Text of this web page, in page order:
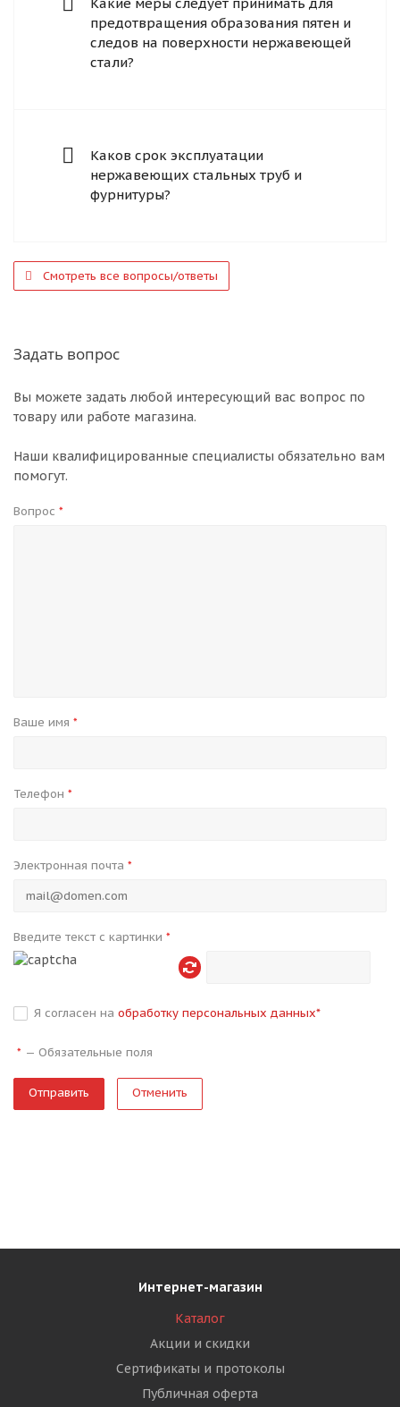
предотвращения образования пятен и
следов на поверхности нержавеющей
стали?
Каков срок эксплуатации
нержавеющих стальных труб и
фурнитуры?
Смотреть все вопросы/ответы
Задать вопрос
Вы можете задать любой интересующий вас вопрос по
товару или работе магазина.
Наши квалифицированные специалисты обязательно вам
помогут.
Вопрос *
Ваше имя *
Телефон *
Электронная почта *
Введите текст с картинки *
Я согласен на обработку персональных данных*
* — Обязательные поля
Отменить
Интернет-магазин
Каталог
Акции и скидки
Сертификаты и протоколы
Публичная оферта